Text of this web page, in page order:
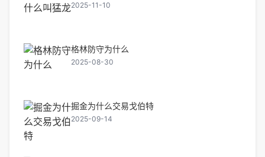
2025-11-10
格林防守为什么
2025-08-30
掘金为什么交易戈伯特
2025-09-14